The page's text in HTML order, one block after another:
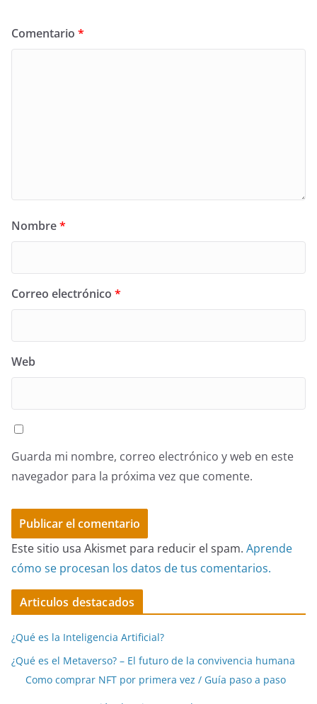
Comentario *
Nombre*
Correo electrónico *
Web
Guarda mi nombre, correo electrónico y web en este
navegador para la próxima vez que comente.
Este sitio usa Akismet para reducir el spam. Aprende
cómo se procesan los datos de tus comentarios.
Articulos destacados
¿Qué es la Inteligencia Artificial?
¿Qué es el Metaverso? – El futuro de la convivencia humana
Como comprar NFT por primera vez / Guía paso a paso